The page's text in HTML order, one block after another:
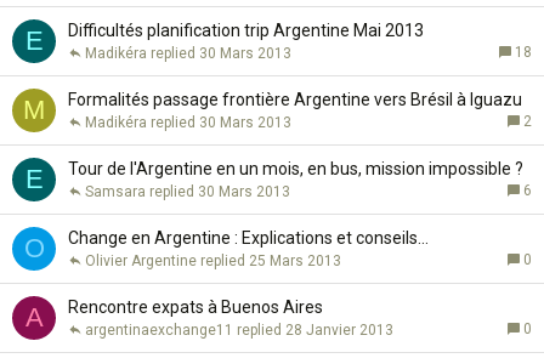
E Difficultés planification trip Argentine Mai 2013
18
30 Mars 2013
Madikéra
M Formalités passage frontière Argentine vers Brésil à Iguazu
2
30 Mars 2013
Madikéra
E Tour de l'Argentine en un mois, en bus, mission impossible ?
6
30 Mars 2013
Samsara
O Change en Argentine : Explications et conseils...
0
25 Mars 2013
Olivier Argentine
A Rencontre expats à Buenos Aires
0
28 Janvier 2013
argentinaexchange11